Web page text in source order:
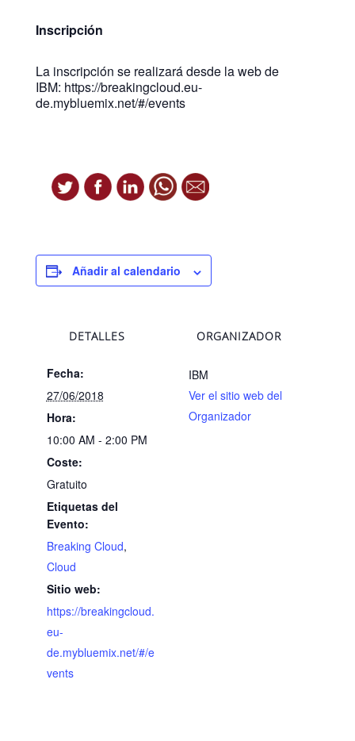
Inscripción
La inscripción se realizará desde la web de
IBM: https://breakingcloud.eu-
de.mybluemix.net/#/events
Añadir al calendario
DETALLES
Fecha:
27/06/2018
Hora:
10:00 AM - 2:00 PM
Coste:
Gratuito
Etiquetas del
Evento:
Breaking Cloud,
Cloud
Sitio web:
https://breakingcloud.
eu-
de.mybluemix.net/#/e
vents
ORGANIZADOR
IBM
Ver el sitio web del
Organizador